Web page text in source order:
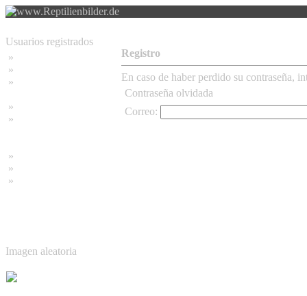
Usuarios registrados
»
»
»
»
»
»
»
»
Imagen aleatoria
Registro
En caso de haber perdido su contraseña,
Contraseña olvidada
Correo: